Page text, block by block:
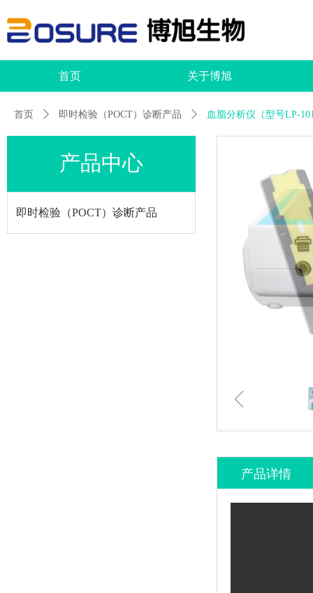
首页 关于博旭
ꁆ
首页 ꄲ 即时检验（POCT）诊断产品 ꄲ 血脂分析仪（型号LP-
产品中心
即时检验（POCT）诊断产品
产品详情